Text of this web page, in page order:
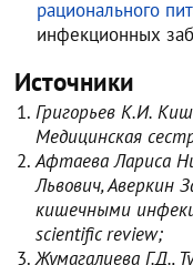
рационального
инфекционных
Источники
Григорьев К.И.
Медицинская
Афтаева Лариса
Львович, Аверкин
кишечными
scientific review;
Жумагалиева Г.Д.,